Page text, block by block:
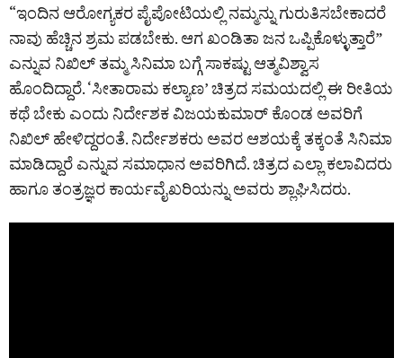
“ಇಂದಿನ ಆರೋಗ್ಯಕರ ಪೈಪೋಟಿಯಲ್ಲಿ ನಮ್ಮನ್ನು ಗುರುತಿಸಬೇಕಾದರೆ
ನಾವು ಹೆಚ್ಚಿನ ಶ್ರಮ ಪಡಬೇಕು. ಆಗ ಖಂಡಿತಾ ಜನ ಒಪ್ಪಿಕೊಳ್ಳುತ್ತಾರೆ”
ಎನ್ನುವ ನಿಖಿಲ್ ತಮ್ಮ ಸಿನಿಮಾ ಬಗ್ಗೆ ಸಾಕಷ್ಟು ಆತ್ಮವಿಶ್ವಾಸ
ಹೊಂದಿದ್ದಾರೆ. ‘ಸೀತಾರಾಮ ಕಲ್ಯಾಣ’ ಚಿತ್ರದ ಸಮಯದಲ್ಲಿ ಈ ರೀತಿಯ
ಕಥೆ ಬೇಕು ಎಂದು ನಿರ್ದೇಶಕ ವಿಜಯಕುಮಾರ್ ಕೊಂಡ ಅವರಿಗೆ
ನಿಖಿಲ್ ಹೇಳಿದ್ದರಂತೆ. ನಿರ್ದೇಶಕರು ಅವರ ಆಶಯಕ್ಕೆ ತಕ್ಕಂತೆ ಸಿನಿಮಾ
ಮಾಡಿದ್ದಾರೆ ಎನ್ನುವ ಸಮಾಧಾನ ಅವರಿಗಿದೆ. ಚಿತ್ರದ ಎಲ್ಲಾ ಕಲಾವಿದರು
ಹಾಗೂ ತಂತ್ರಜ್ಞರ ಕಾರ್ಯವೈಖರಿಯನ್ನು ಅವರು ಶ್ಲಾಘಿಸಿದರು.